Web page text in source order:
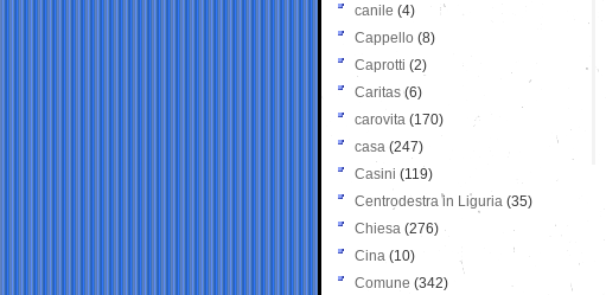
canile (4)
Cappello (8)
Caprotti (2)
Caritas (6)
carovita (170)
casa (247)
Casini (119)
Centrodestra in Liguria (35)
Chiesa (276)
Cina (10)
Comune (342)